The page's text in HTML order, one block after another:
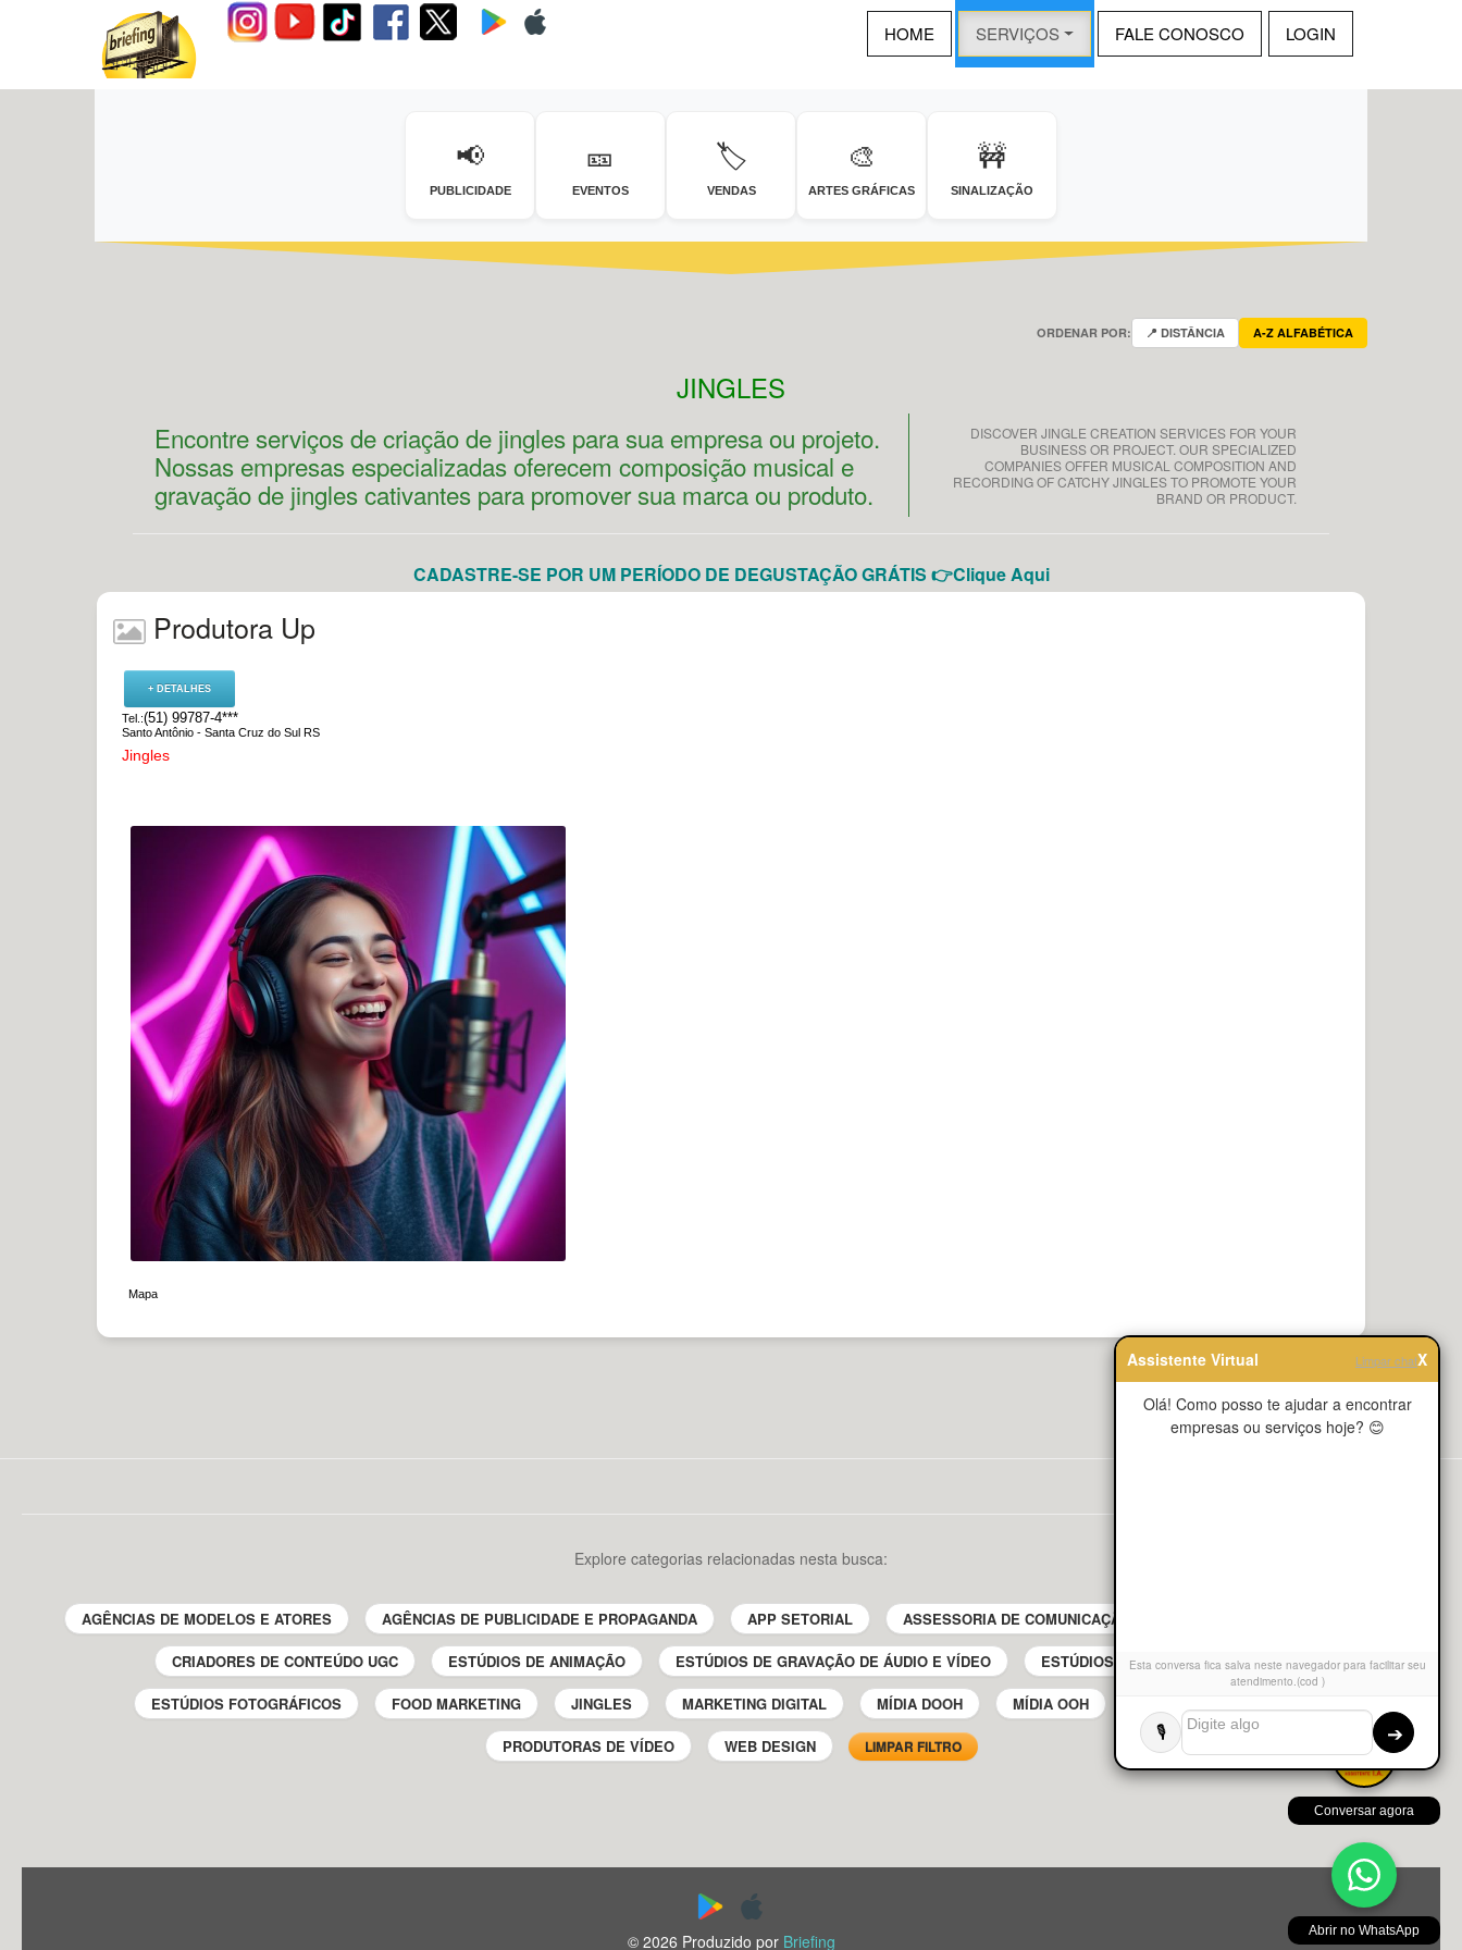
HOME SERVIÇOS FALE CONOSCO LOGIN
📢
PUBLICIDADE
🎫
EVENTOS
🏷️
VENDAS
🎨
ARTES GRÁFICAS
🚧
SINALIZAÇÃO
Abrir no WhatsApp
Conversar agora
Assistente Virtual Limpar chatX
Olá! Como posso te ajudar a encontrar
empresas ou serviços hoje? 😊
Esta conversa fica salva neste navegador para facilitar seu
atendimento.(cod )
🎙️ ➔
ORDENAR POR: 📍 DISTÂNCIA A-Z ALFABÉTICA
JINGLES
Encontre serviços de criação de jingles para sua empresa ou projeto.
Nossas empresas especializadas oferecem composição musical e
gravação de jingles cativantes para promover sua marca ou produto.
DISCOVER JINGLE CREATION SERVICES FOR YOUR
BUSINESS OR PROJECT. OUR SPECIALIZED
COMPANIES OFFER MUSICAL COMPOSITION AND
RECORDING OF CATCHY JINGLES TO PROMOTE YOUR
BRAND OR PRODUCT.
CADASTRE-SE POR UM PERÍODO DE DEGUSTAÇÃO GRÁTIS 👉Clique Aqui
Produtora Up
+ DETALHES
Tel.:(51) 99787-4***
Santo Antônio - Santa Cruz do Sul RS
Jingles
Mapa
Explore categorias relacionadas nesta busca:
AGÊNCIAS DE MODELOS E ATORES AGÊNCIAS DE PUBLICIDADE E PROPAGANDA APP SETORIAL ASSESSORIA DE COMUNICAÇÃO
CRIADORES DE CONTEÚDO UGC ESTÚDIOS DE ANIMAÇÃO ESTÚDIOS DE GRAVAÇÃO DE ÁUDIO E VÍDEO ESTÚDIOS DE PRODUÇÃO MUSICAL
ESTÚDIOS FOTOGRÁFICOS FOOD MARKETING JINGLES MARKETING DIGITAL MÍDIA DOOH MÍDIA OOH
PRODUTORAS DE VÍDEO WEB DESIGN LIMPAR FILTRO
© 2026 Produzido por Briefing